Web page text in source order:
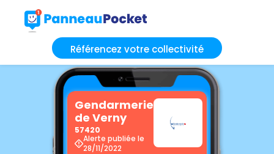
Référencez votre collectivité
Gendarmerie
de Verny
57420
Alerte publiée le
28/11/2022